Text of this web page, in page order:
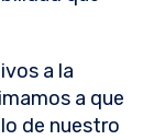
a la
a que
de nuestro